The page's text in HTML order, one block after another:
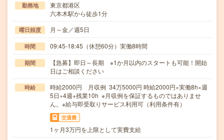
勤務地
東京都港区
六本木駅から徒歩1分
曜日頻度 月～金／週5日
時間 09:45-18:45（休憩60分）実働8時間
期間
【急募】即日～長期 ※1か月以内のスタートも可能！開始
日はご相談ください
時給
時給2000円 月収例 34万5000円 時給2000円×実働8h×週
5日×4週+残業10h ※月収例を保証するものではありませ
ん。※給与即受取りサービス利用可（利用条件有）
交通費
1ヶ月3万円を上限として実費支給